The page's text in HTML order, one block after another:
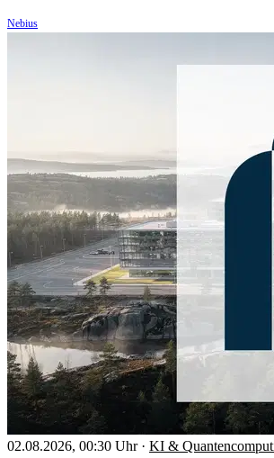
Nebius
02.08.2026, 00:30 Uhr · KI &